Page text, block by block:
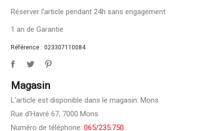
Réserver l'article pendant 24h sans engagement
1 an de Garantie
Référence : 023307110084
Magasin
L'article est disponible dans le magasin: Mons
Rue d'Havré 67, 7000 Mons
Numéro de téléphone:065/235.750